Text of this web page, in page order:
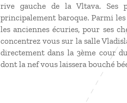
rive gauche de la Vltava. Ses
principalement baroque. Parmi
les anciennes écuries, pour ses
concentrez vous sur la salle
directement dans la 3ème cour
dont la nef vous laissera bouché